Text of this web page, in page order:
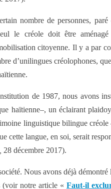
nombre de personnes, paré
le créole doit être
citoyenne. Il y a par
d’unilingues créolophones,
de 1987, nous avons
haïtienne–, un éclairant
linguistique bilingue créole
langue, en soi, serait
28 décembre 2017).
Nous avons déjà démontré
(voir notre article « Faut-il